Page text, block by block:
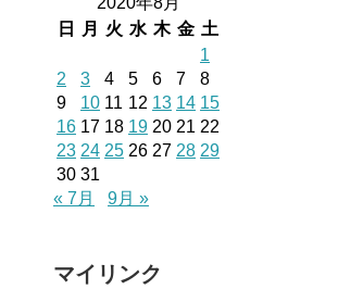
日
月 火 水 木 金 土
1
2
3 4 5 6 7
8
9
10 11 12 13 14 15
16 17 18 19 20 21 22
23 24 25 26 27 28 29
30 31
« 7月
9月 »
マイリンク